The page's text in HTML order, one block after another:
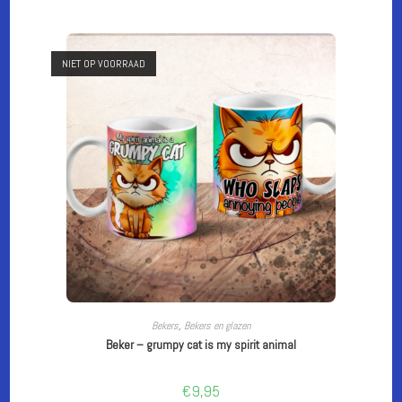
NIET OP VOORRAAD
CUSTOMIZE
Bekers, Bekers en glazen
Beker – grumpy cat is my spirit animal
€9,95